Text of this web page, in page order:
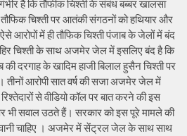
है कि तौफीक चिश्ती के संबंध बब्बर खालसा
चिश्ती पर आतंकी संगठनों को हथियार और
आरोपों में ही तौफिक चिश्ती पंजाब के जेलों में बंद
चिश्ती के साथ अजमेर जेल में इसलिए बंद है कि
दरगाह के खादिम हाजी बिलाल हुसैन चिश्ती पर
आरोपी सात वर्ष की सजा अजमेर जेल में
से वीडियो कॉल पर बात करने की इस
भी सवाल उठते हैं। सरकार को इस पूरे मामले की
चाहिए । अजमेर में सेंट्रल जेल के साथ साथ